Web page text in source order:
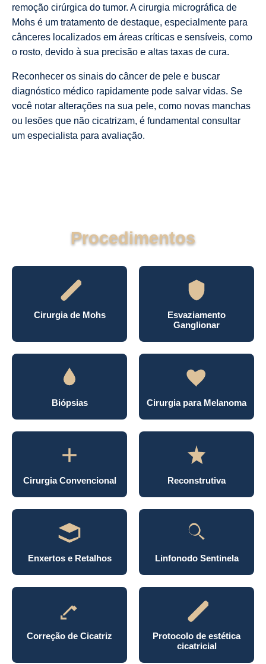
remoção cirúrgica do tumor. A cirurgia micrográfica de
Mohs é um tratamento de destaque, especialmente para
cânceres localizados em áreas críticas e sensíveis, como
o rosto, devido à sua precisão e altas taxas de cura.
Reconhecer os sinais do câncer de pele e buscar
diagnóstico médico rapidamente pode salvar vidas. Se
você notar alterações na sua pele, como novas manchas
ou lesões que não cicatrizam, é fundamental consultar
um especialista para avaliação.
Procedimentos
Cirurgia de Mohs
Esvaziamento
Ganglionar
Biópsias Cirurgia para Melanoma
Cirurgia Convencional Reconstrutiva
Enxertos e Retalhos Linfonodo Sentinela
Correção de Cicatriz
Protocolo de estética
cicatricial